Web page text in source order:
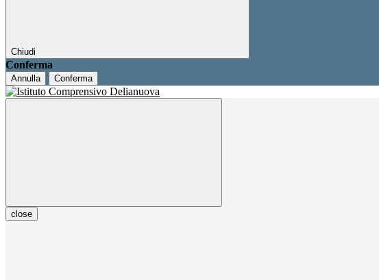
Chiudi
Conferma
Annulla Conferma
close